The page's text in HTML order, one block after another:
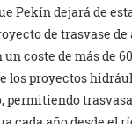
Pekín dejará de
de trasvase
un coste de más de
los proyectos
permitiendo